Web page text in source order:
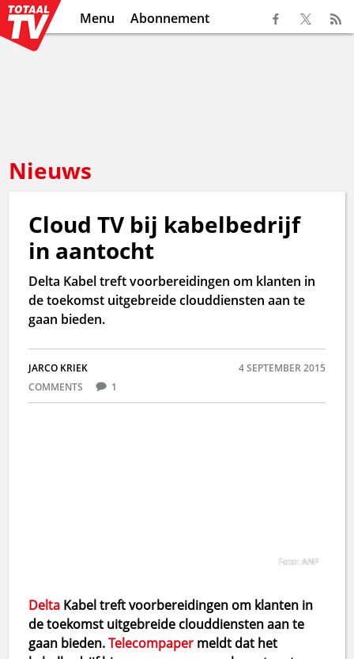
Menu Abonnement
Nieuws
Cloud TV bij kabelbedrijf
in aantocht
Delta Kabel treft voorbereidingen om klanten in
de toekomst uitgebreide clouddiensten aan te
gaan bieden.
JARCO KRIEK
4 SEPTEMBER 2015
COMMENTS
1
Foto: ANP
Delta Kabel treft voorbereidingen om klanten in
de toekomst uitgebreide clouddiensten aan te
gaan bieden.Telecompaper meldt dat het